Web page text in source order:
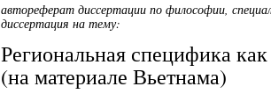
автореферат диссертации по философии,
диссертация на тему:
Региональная специфика
(на материале Вьетнама)